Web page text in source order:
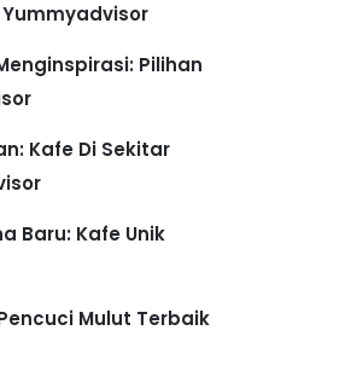
Pilihan
Kafe Di Sekitar
Baru: Kafe Unik
Mulut Terbaik